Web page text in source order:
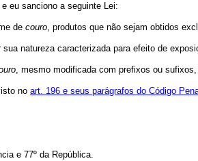
eu sanciono a seguinte Lei:
de couro, produtos que não sejam obtidos
natureza caracterizada para efeito de
, mesmo modificada com prefixos ou
no art. 196 e seus parágrafos do Código
e 77º da República.